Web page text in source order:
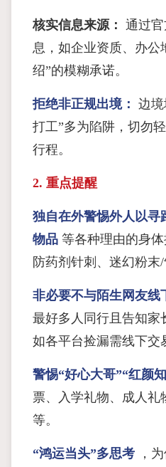
核实信息来源： 通过
息，如企业资质、办公
绍”的模糊承诺。
拒绝非正规出境： 边境
打工”多为陷阱，切勿
行程。
2. 重点提醒
独自在外警惕外人以寻
物品 等各种理由的身
防药剂针刺、迷幻粉末
非必要不与陌生网友线
最好多人同行且告知家
如各平台捡漏需线下交
警惕“好心大哥”“红颜
票、入学礼物、成人礼
等。
“鸿运当头”多思考 ，